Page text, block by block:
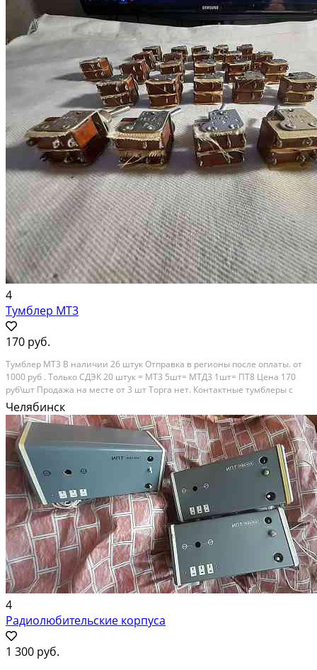
4
Тумблер МТ3
170 руб.
Тумблер МТ3 В наличии 26 штук Отправка в регионы после оплаты. от
1000 руб . Только СДЭК 20 штук = МТ3 5шт= МТД3 1шт= ПТ8 Цена 170
руб\шт Продажа на месте от 3 шт Торга нет. Контактные тумблеры с
ручным рычажным приводом, предназначены для работы в
электрических цепях постоянного и...
Челябинск
4
Радиолюбительские корпуса
1 300 руб.